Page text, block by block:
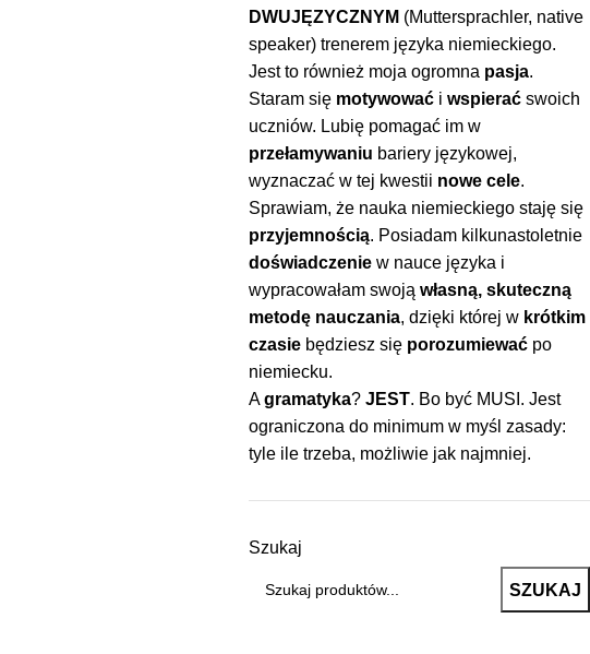
DWUJĘZYCZNYM (Muttersprachler, native
speaker) trenerem języka niemieckiego.
Jest to również moja ogromna pasja.
Staram się motywowaći wspieraćswoich
uczniów. Lubię pomagać im w
przełamywaniu bariery językowej,
wyznaczać w tej kwestii nowe cele.
Sprawiam, że nauka niemieckiego staję się
przyjemnością. Posiadam kilkunastoletnie
doświadczeniew nauce języka i
wypracowałam swoją własną, skuteczną
metodę nauczania, dzięki której w krótkim
czasie będziesz się porozumiewaćpo
niemiecku.
Agramatyka? JEST. Bo być MUSI. Jest
ograniczona do minimum w myśl zasady:
tyle ile trzeba, możliwie jak najmniej.
Szukaj
SZUKAJ